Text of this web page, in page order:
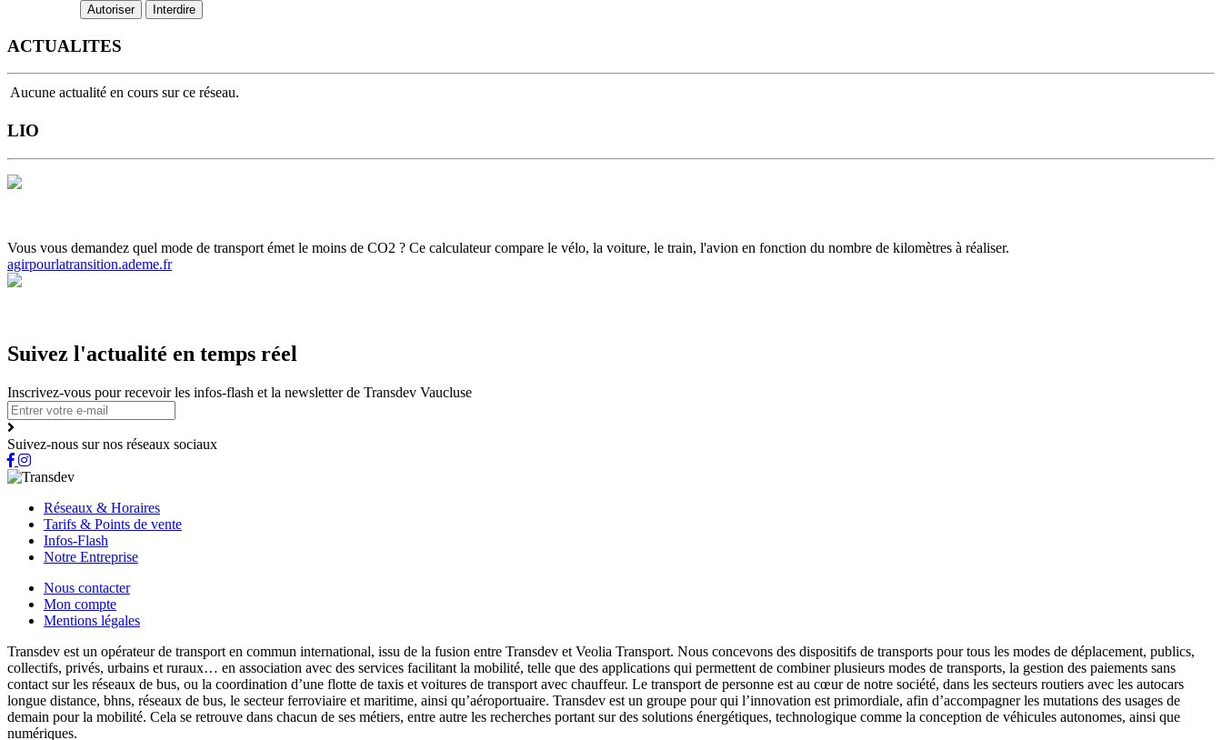
Autoriser Interdire
ACTUALITES
Aucune actualité en cours sur ce réseau.
LIO
Vous vous demandez quel mode de transport émet le moins de CO2 ? Ce calculateur compare le vélo, la voiture, le train, l'avion en fonction du nombre de kilomètres à réaliser.
agirpourlatransition.ademe.fr
Suivez l'actualité en temps réel
Inscrivez-vous pour recevoir les infos-flash et la newsletter de Transdev Vaucluse
Suivez-nous sur nos réseaux sociaux
Réseaux & Horaires
Tarifs & Points de vente
Infos-Flash
Notre Entreprise
Nous contacter
Mon compte
Mentions légales
Transdev est un opérateur de transport en commun international, issu de la fusion entre Transdev et Veolia Transport. Nous concevons des dispositifs de transports pour tous les modes de déplacement, publics,
collectifs, privés, urbains et ruraux… en association avec des services facilitant la mobilité, telle que des applications qui permettent de combiner plusieurs modes de transports, la gestion des paiements sans
contact sur les réseaux de bus, ou la coordination d’une flotte de taxis et voitures de transport avec chauffeur. Le transport de personne est au cœur de notre société, dans les secteurs routiers avec les autocars
longue distance, bhns, réseaux de bus, le secteur ferroviaire et maritime, ainsi qu’aéroportuaire. Transdev est un groupe pour qui l’innovation est primordiale, afin d’accompagner les mutations des usages de
demain pour la mobilité. Cela se retrouve dans chacun de ses métiers, entre autre les recherches portant sur des solutions énergétiques, technologique comme la conception de véhicules autonomes, ainsi que
numériques.